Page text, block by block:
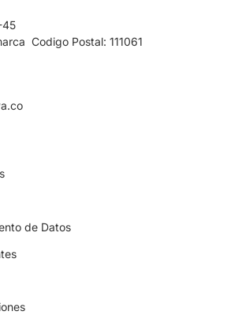
45
Codigo Postal: 111061
de Datos